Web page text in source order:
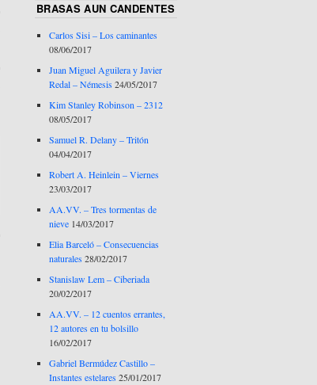
BRASAS AUN CANDENTES
Carlos Sisi – Los caminantes
08/06/2017
Juan Miguel Aguilera y Javier
Redal – Némesis24/05/2017
Kim Stanley Robinson – 2312
08/05/2017
Samuel R. Delany – Tritón
04/04/2017
Robert A. Heinlein – Viernes
23/03/2017
AA.VV. – Tres tormentas de
nieve 14/03/2017
Elia Barceló – Consecuencias
naturales28/02/2017
Stanislaw Lem – Ciberiada
20/02/2017
AA.VV. – 12 cuentos errantes,
12 autores en tu bolsillo
16/02/2017
Gabriel Bermúdez Castillo –
Instantes estelares25/01/2017